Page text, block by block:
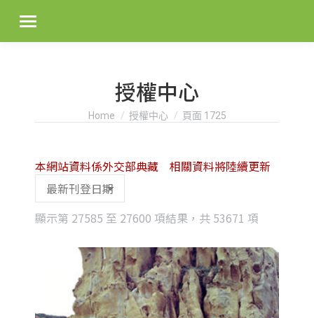
授權中心
You are here:
Home 授權中心 頁面 1725
顯示第 27585 至 27600 項結果，共 53671 項
latest
本網站資料係外交部典藏 相關資料將陸續更新